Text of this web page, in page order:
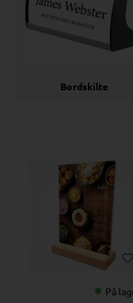
Bordskilte
På